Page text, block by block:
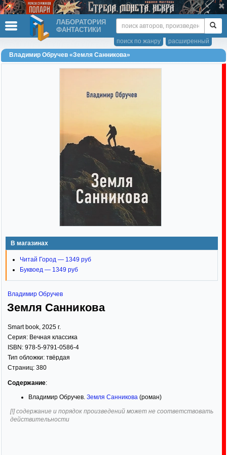
ЛАБОРАТОРИЯ
ФАНТАСТИКИ
расширенный
поиск по жанру
Владимир Обручев «Земля Санникова»
В магазинах
Читай Город — 1349 руб
Буквоед — 1349 руб
Владимир Обручев
Земля Санникова
Smart book, 2025 г.
Серия: Вечная классика
ISBN: 978-5-9791-0586-4
Тип обложки: твёрдая
Страниц: 380
Содержание:
Владимир Обручев. Земля Санникова (роман)
[!] содержание и порядок произведений может не соответствовать
действительности